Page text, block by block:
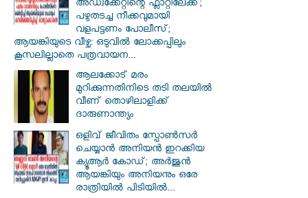
അഡ്വക്കേറ്റിന്റെ ഫ്ലാറ്റിലേക്ക്;
പഴുതടച്ച നീക്കവുമായി
വളപട്ടണം പോലീസ്;
ആയങ്കിയുടെ വീഴ്ച: ഒടുവിൽ ലോക്കപ്പിലും
കൂസലില്ലാതെ പത്രവായന...
ആലക്കോട് മരം
മുറിക്കുന്നതിനിടെ തടി തലയിൽ
വീണ് തൊഴിലാളിക്ക്
ദാരുണാന്ത്യം
ഒളിവ് ജീവിതം സ്പോൺസർ
ചെയ്യാൻ അനിയൻ ഇറക്കിയ
ക്യൂആർ കോഡ്; അർജുൻ
ആയങ്കിയും അനിയനും ഒരേ
രാത്രിയിൽ പിടിയിൽ...